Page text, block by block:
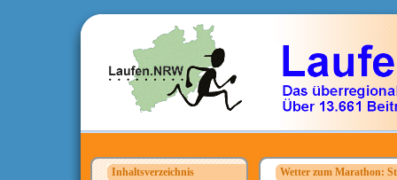
Inhaltsverzeichnis
Wetter zum Marathon: